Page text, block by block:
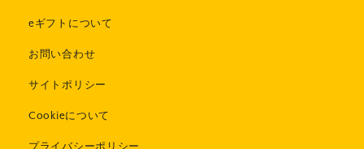
eギフトについて
お問い合わせ
サイトポリシー
Cookieについて
プライバシーポリシー